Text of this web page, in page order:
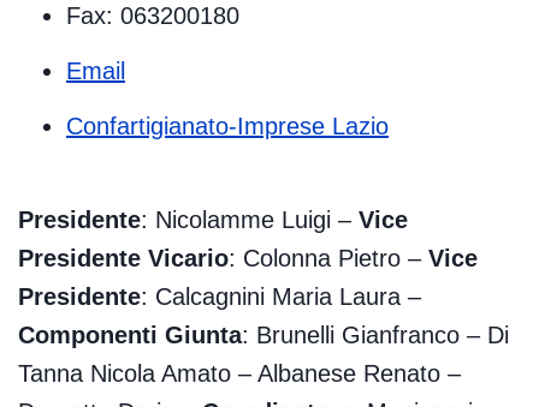
Fax: 063200180
Email
Confartigianato-Imprese Lazio
Presidente: Nicolamme Luigi – Vice
Presidente Vicario: Colonna Pietro – Vice
Presidente: Calcagnini Maria Laura –
Componenti Giunta: Brunelli Gianfranco – Di
Tanna Nicola Amato – Albanese Renato –